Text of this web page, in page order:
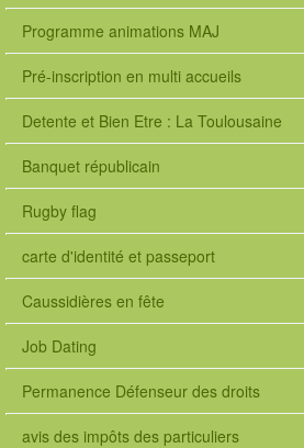
Programme animations MAJ
Pré-inscription en multi accueils
Detente et Bien Etre : La Toulousaine
Banquet républicain
Rugby flag
carte d'identité et passeport
Caussidières en fête
Job Dating
Permanence Défenseur des droits
avis des impôts des particuliers